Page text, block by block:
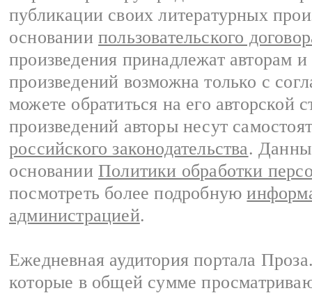
публикации своих литературных
основании пользовательского
произведения принадлежат авторам
произведений возможна только с
можете обратиться на его авторской
произведений авторы несут
российского законодательства.
основании Политики обработки
посмотреть более подробную
администрацией.
Ежедневная аудитория портала
которые в общей сумме